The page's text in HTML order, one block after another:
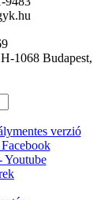
H-1068 Budapest,